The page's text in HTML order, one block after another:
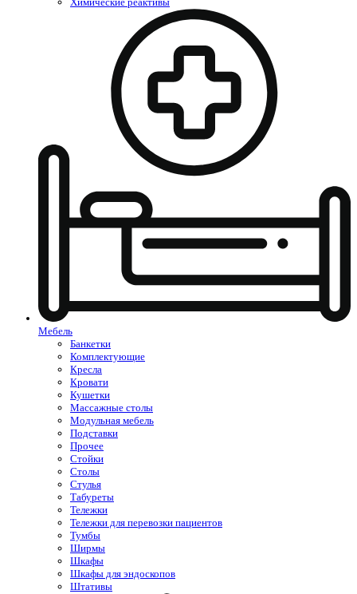
Мебель
Банкетки
Комплектующие
Кресла
Кровати
Кушетки
Массажные столы
Модульная мебель
Подставки
Прочее
Стойки
Столы
Стулья
Табуреты
Тележки
Тележки для перевозки пациентов
Тумбы
Ширмы
Шкафы
Шкафы для эндоскопов
Штативы